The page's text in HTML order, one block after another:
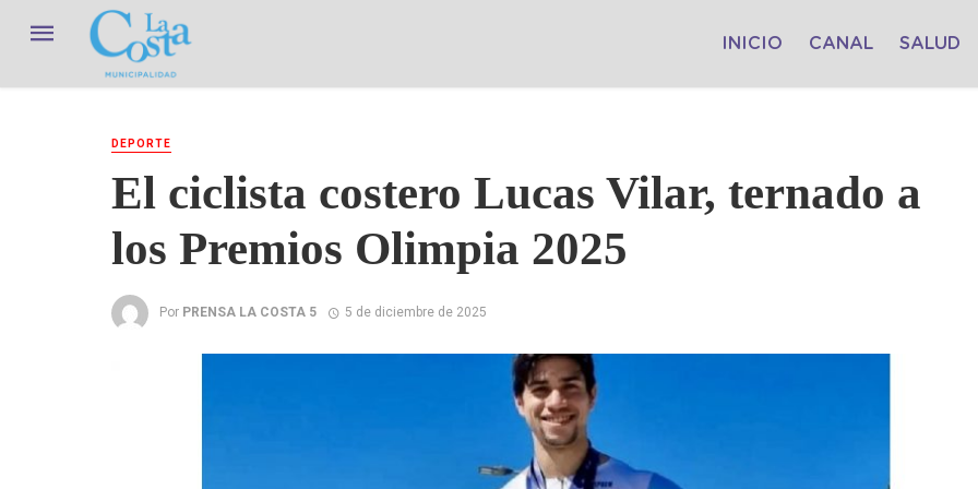
INICIO CANAL SALUD
DEPORTE
El ciclista costero Lucas Vilar, ternado a
los Premios Olimpia 2025
Por PRENSA LA COSTA 5 5 de diciembre de 2025